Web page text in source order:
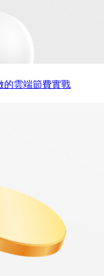
的雲端節費實戰